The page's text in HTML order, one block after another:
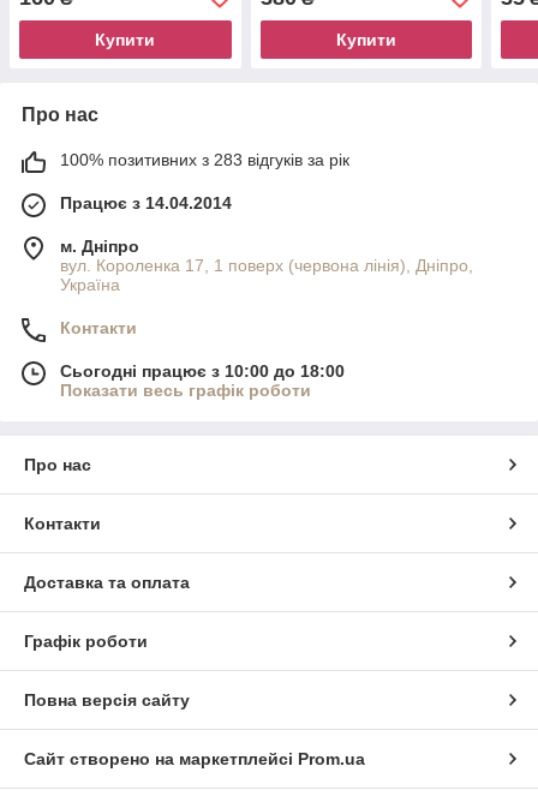
Купити Купити
Про нас
100% позитивних з 283 відгуків за рік
Працює з 14.04.2014
м. Дніпро
вул. Короленка 17, 1 поверх (червона лінія), Дніпро,
Україна
Контакти
Сьогодні працює з 10:00 до 18:00
Показати весь графік роботи
Про нас
Контакти
Доставка та оплата
Графік роботи
Повна версія сайту
Сайт створено на маркетплейсі Prom.ua